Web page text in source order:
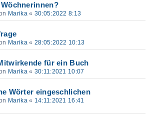
Marika « 30:05:2022 8:13
Marika « 28:05:2022 10:13
für ein Buch
Marika « 30:11:2021 10:07
Wörter eingeschlichen
Marika « 14:11:2021 16:41